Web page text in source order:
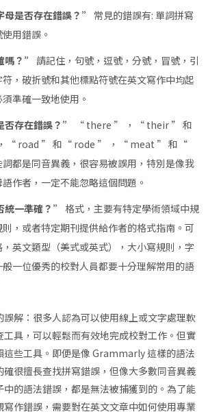
母是否存在錯誤？”
常見的錯誤有: 單詞拼寫
用錯誤。
嗎？”
請記住，句號，逗號，分號，冒號，引
，破折號和其他標點符號在英文寫作中均起
準確一致地使用。
否存在錯誤？”
“ there ” ，“ their ” 和
“ road ” 和“ rode ” ，“ meat ” 和“
都是同音異義，很容易被誤用，特別是像我
作者，一定不能忽略這個問題。
統一準確？” 格式，主要有特定學術領域中規
，或者特定期刊提供給作者的格式指南。可
英文類型（美式或英式），大小寫規則，字
一位優秀的校對人員都要十分理解常用的語
誤解：很多人認為可以使用線上或文字處理軟
具，可以輕鬆而有效地完成校對工作。但實
這些工具。即便是像 Grammarly 這樣的語法
很擅長查找拼寫錯誤，但像大多數同音異義
中的語法錯誤，都是無法被捕獲到的。為了能
作錯誤，需要對在英文文章中如何使用專業